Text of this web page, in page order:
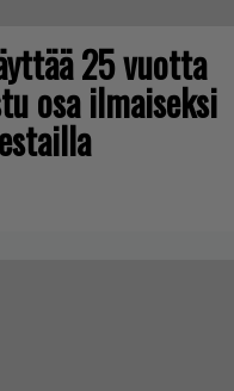
25 vuotta
osa ilmaiseksi